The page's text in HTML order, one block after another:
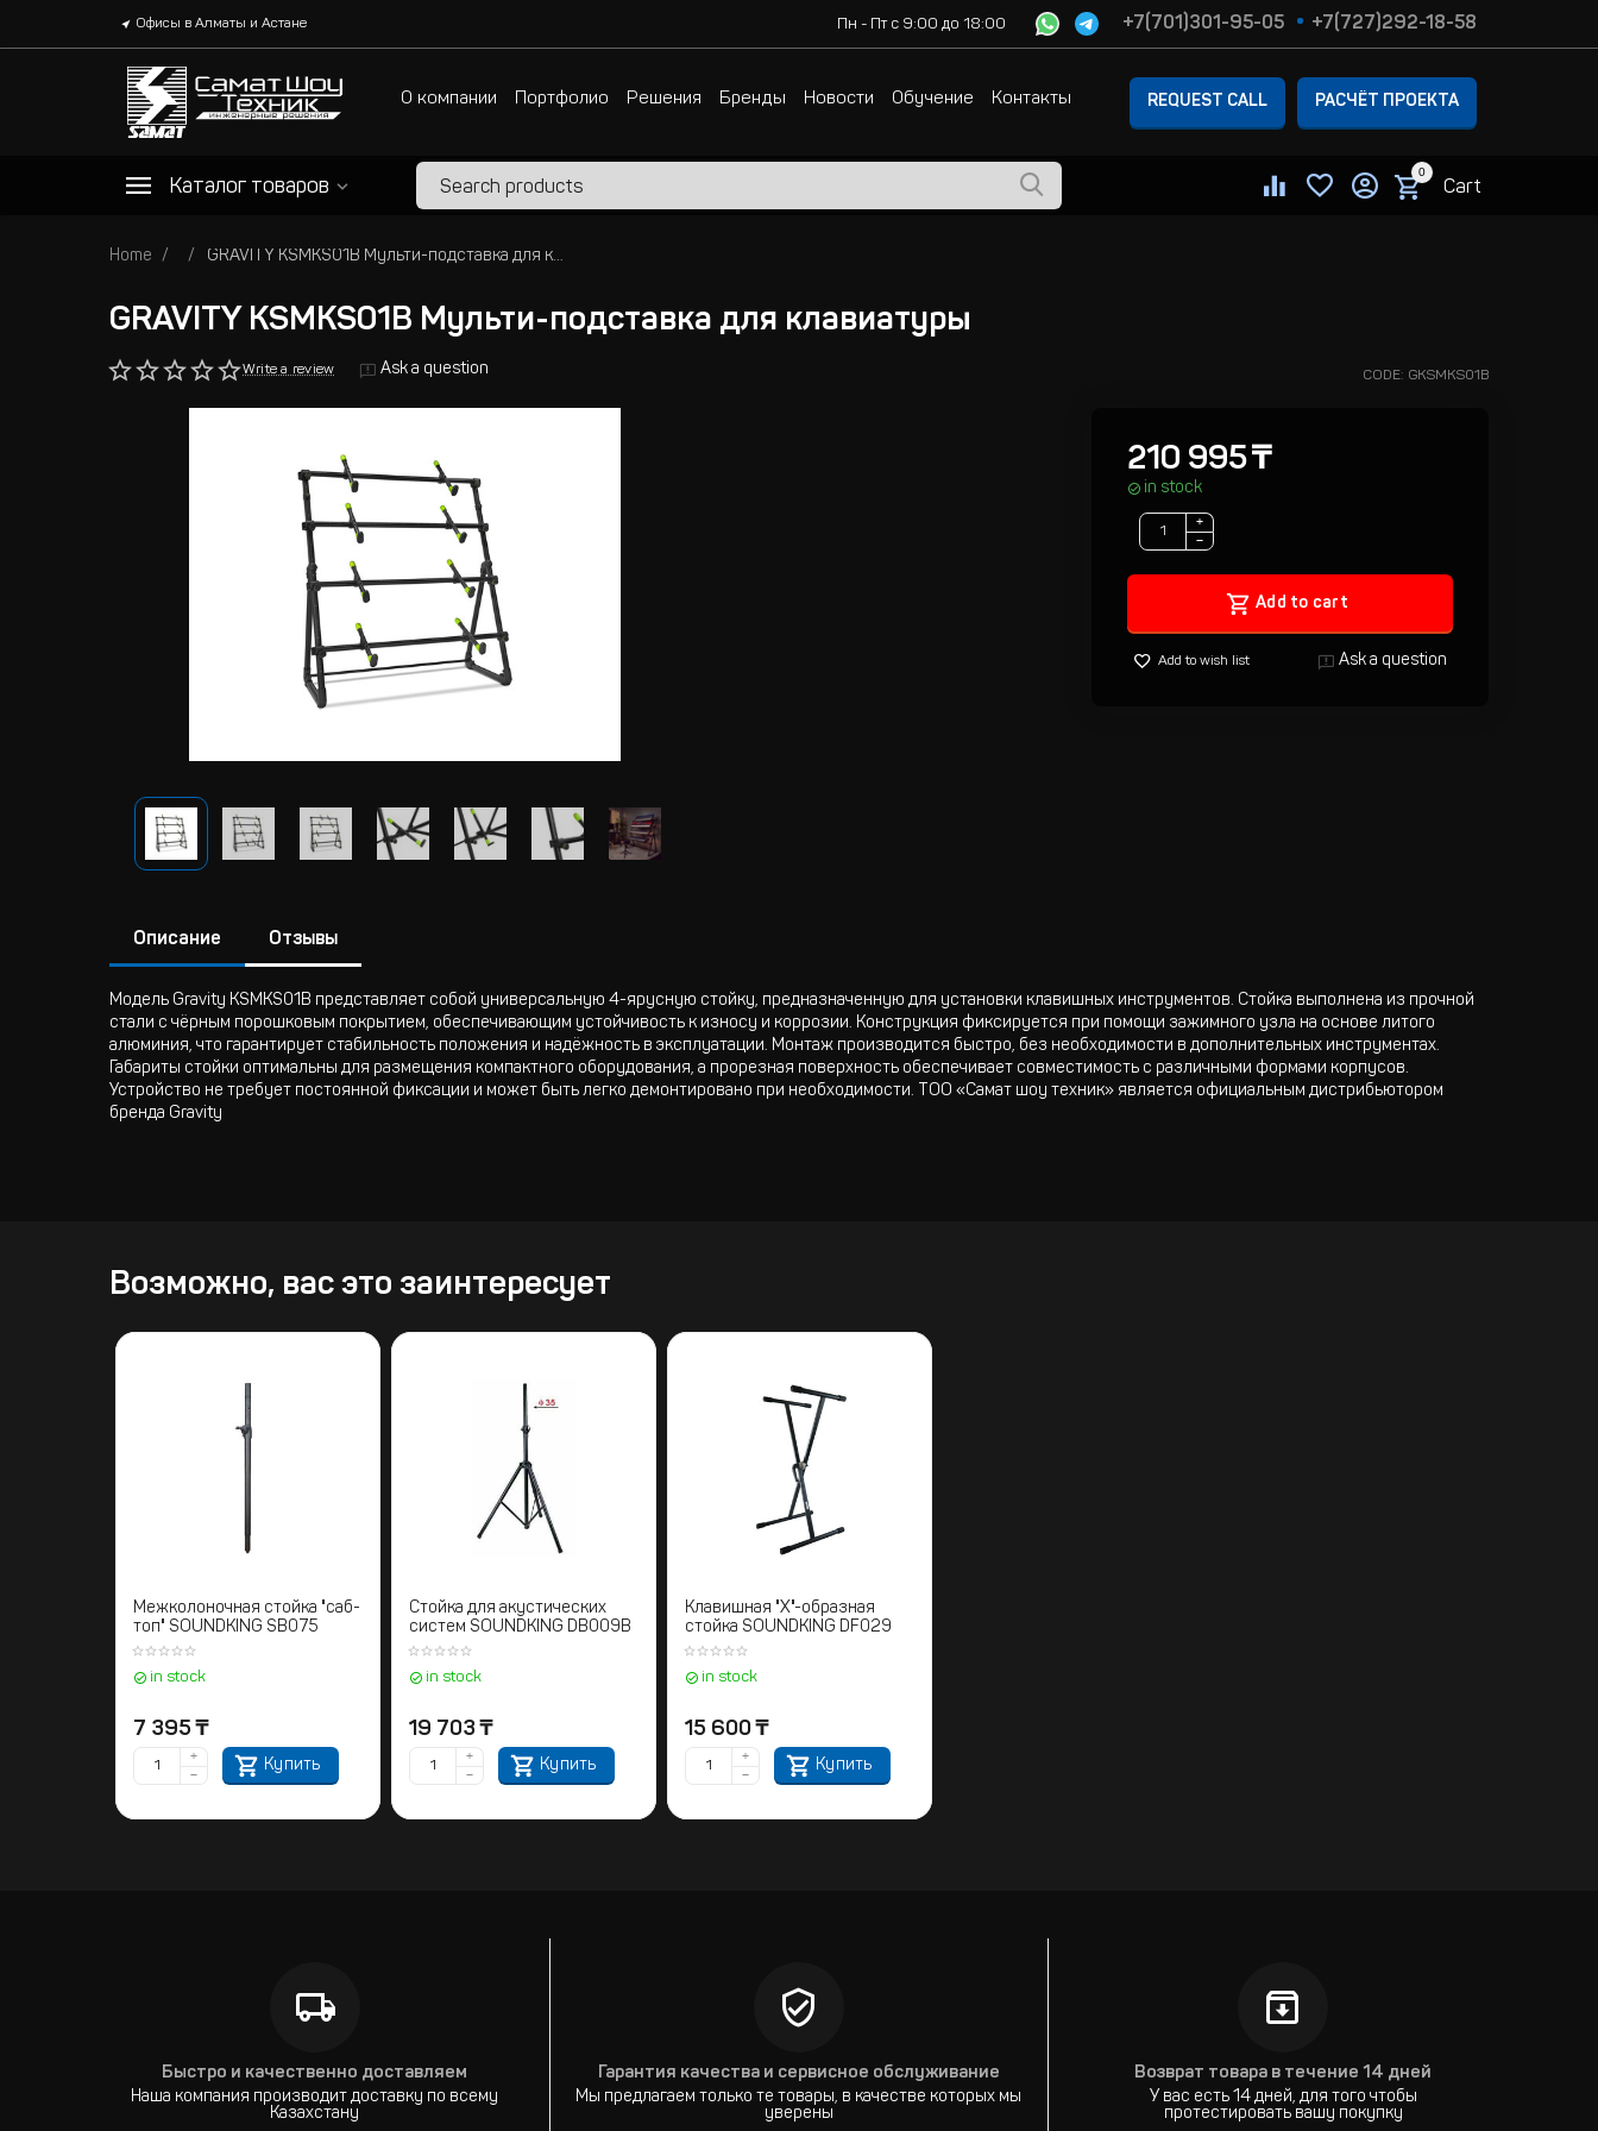
Офисы в Алматы и Астане Пн - Пт с 9:00 до 18:00 +7(701)301-95-05 +7(727)292-18-58
О компании Портфолио Решения Бренды Новости Обучение Контакты REQUEST CALL РАСЧЁТ ПРОЕКТА
Каталог товаров
0
Cart
Home GRAVITY KSMKS01B Мульти-подставка для клавиатуры
GRAVITY KSMKS01B Мульти-подставка для клавиатуры
Write a review Ask a question CODE: GKSMKS01B
210 995₸
in stock
+
−
Add to cart
Add to wish list Ask a question
Описание Отзывы
Модель Gravity KSMKS01B представляет собой универсальную 4-ярусную стойку, предназначенную для установки клавишных инструментов. Стойка выполнена из прочной
стали с чёрным порошковым покрытием, обеспечивающим устойчивость к износу и коррозии. Конструкция фиксируется при помощи зажимного узла на основе литого
алюминия, что гарантирует стабильность положения и надёжность в эксплуатации. Монтаж производится быстро, без необходимости в дополнительных инструментах.
Габариты стойки оптимальны для размещения компактного оборудования, а прорезная поверхность обеспечивает совместимость с различными формами корпусов.
Устройство не требует постоянной фиксации и может быть легко демонтировано при необходимости. ТОО «Самат шоу техник» является официальным дистрибьютором
бренда Gravity
Возможно, вас это заинтересует
Межколоночная стойка "саб-
топ" SOUNDKING SB075
in stock
7 395 ₸
Купить
+
−
Стойка для акустических
систем SOUNDKING DB009В
in stock
19 703 ₸
Купить
+
−
Клавишная "Х"-образная
стойка SOUNDKING DF029
in stock
15 600 ₸
Купить
+
−
Быстро и качественно доставляем
Наша компания производит доставку по всему
Казахстану
Гарантия качества и сервисное обслуживание
Мы предлагаем только те товары, в качестве которых мы
уверены
Возврат товара в течение 14 дней
У вас есть 14 дней, для того чтобы
протестировать вашу покупку